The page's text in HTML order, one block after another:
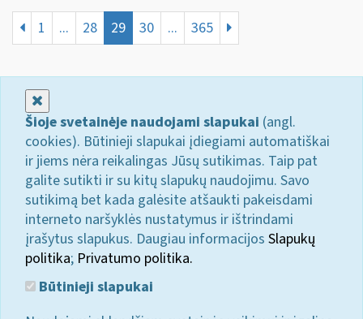
1 ... 28 29 30 ... 365
Šioje svetainėje naudojami slapukai (angl.
cookies). Būtinieji slapukai įdiegiami automatiškai
ir jiems nėra reikalingas Jūsų sutikimas. Taip pat
galite sutikti ir su kitų slapukų naudojimu. Savo
sutikimą bet kada galėsite atšaukti pakeisdami
interneto naršyklės nustatymus ir ištrindami
įrašytus slapukus. Daugiau informacijos Slapukų
politika; Privatumo politika.
Būtinieji slapukai